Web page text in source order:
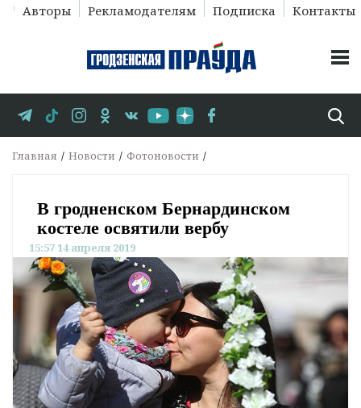
Авторы Рекламодателям Подписка Контакты
Главная Новости Фотоновости
В гродненском Бернардинском
костеле освятили вербу
15:57 14 апреля 2019